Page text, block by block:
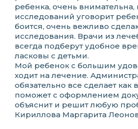
ребенка, очень внимательна,
исследований уговорит
боится, очень вежливо
исследования. Врачи из
всегда подберут удобное
ласковы с детьми.
Мой ребенок с большим
ходит на лечение.
обязательно все сделает как
поможет с оформлением
объяснит и решит любую
Кириллова Маргарита